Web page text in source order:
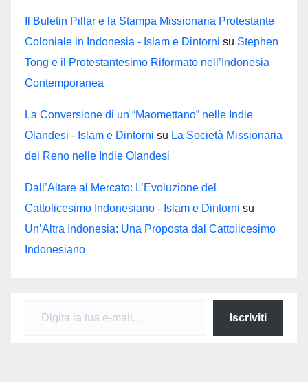
Il Buletin Pillar e la Stampa Missionaria Protestante
Coloniale in Indonesia - Islam e Dintorni su Stephen
Tong e il Protestantesimo Riformato nell’Indonesia
Contemporanea
La Conversione di un “Maomettano” nelle Indie
Olandesi - Islam e Dintorni su La Società Missionaria
del Reno nelle Indie Olandesi
Dall’Altare al Mercato: L’Evoluzione del
Cattolicesimo Indonesiano - Islam e Dintorni su
Un’Altra Indonesia: Una Proposta dal Cattolicesimo
Indonesiano
Iscriviti